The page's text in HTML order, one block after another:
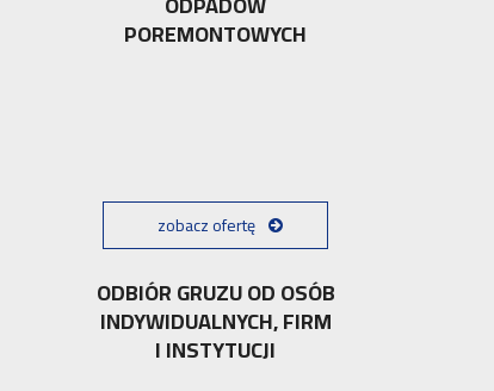
POREMONTOWYCH
zobacz ofertę
ODBIÓR GRUZU OD OSÓB
INDYWIDUALNYCH, FIRM
I INSTYTUCJI